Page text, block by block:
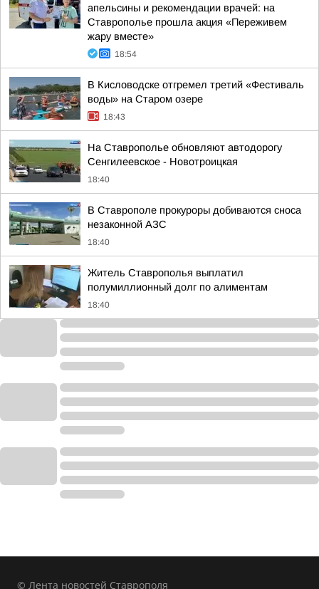
апельсины и рекомендации врачей: на
Ставрополье прошла акция «Переживем
жару вместе»
18:54
В Кисловодске отгремел третий «Фестиваль
воды» на Старом озере
18:43
На Ставрополье обновляют автодорогу
Сенгилеевское - Новотроицкая
18:40
В Ставрополе прокуроры добиваются сноса
незаконной АЗС
18:40
Житель Ставрополья выплатил
полумиллионный долг по алиментам
18:40
© Лента новостей Ставрополя